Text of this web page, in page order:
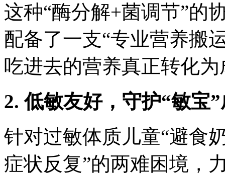
这种“酶分解+菌调节”的
配备了一支“专业营养
吃进去的营养真正转化
2. 低敏友好，守护“敏宝
针对过敏体质儿童“避食
症状反复”的两难困境，